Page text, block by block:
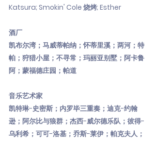
Katsura; Smokin' Cole 烧烤; Esther
酒厂
凯布尔湾；马威蒂帕纳；怀蒂里溪；两河；特
帕；狩猎小屋；不寻常；玛丽亚别墅；阿卡鲁
阿；蒙福德庄园；帕道
音乐艺术家
凯特琳-史密斯；内罗毕三重奏；迪克-约翰
逊；阿尔比与狼群；杰西-威尔德乐队；彼得-
乌利希；可可-洛基；乔斯-莱伊；帕克夫人；